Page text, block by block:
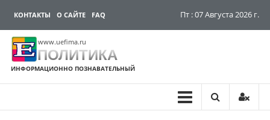
КОНТАКТЫ О САЙТЕ FAQ Пт : 07 Августа 2026 г.
www.uefima.ru
ПОЛИТИКА
ИНФОРМАЦИОННО ПОЗНАВАТЕЛЬНЫЙ